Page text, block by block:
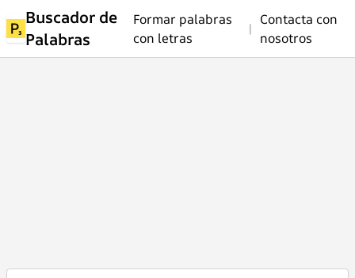
Buscador de
Palabras
Formar palabras
con letras
|
Contacta con
nosotros